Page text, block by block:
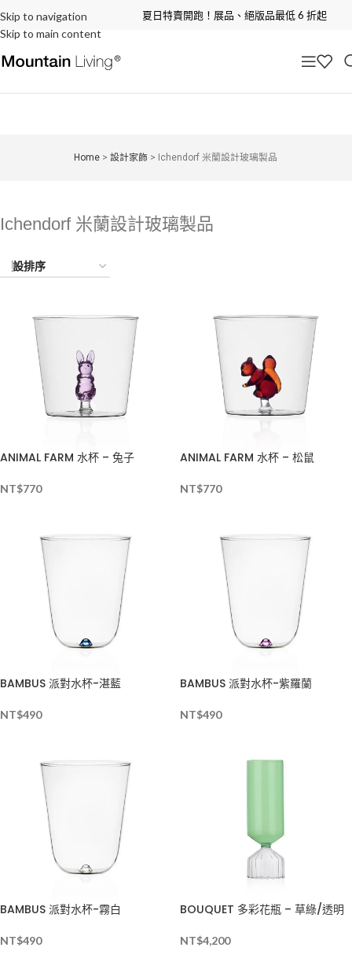
Skip to navigation
Skip to main content
夏日特賣開跑！展品、絕版品最低 6 折起
Home >設計家飾 > Ichendorf 米蘭設計玻璃製品
Ichendorf 米蘭設計玻璃製品
ANIMAL FARM 水杯 – 兔子
NT$770
ANIMAL FARM 水杯 – 松鼠
NT$770
BAMBUS 派對水杯-湛藍
NT$490
BAMBUS 派對水杯-紫羅蘭
NT$490
BAMBUS 派對水杯-霧白
NT$490
BOUQUET 多彩花瓶 – 草綠/透明
NT$4,200